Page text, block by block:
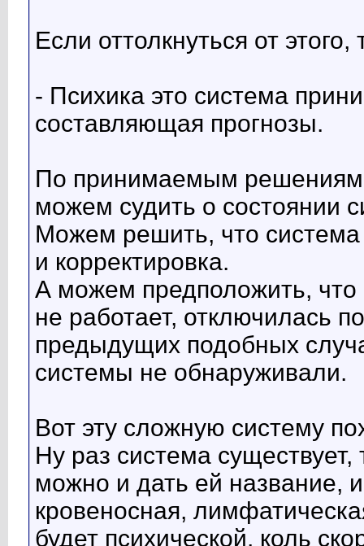
Если оттолкнуться от
- Психика это система
составляющая прогнозы.
По принимаемым
можем судить о состоянии
Можем решить, что
и корректировка.
А можем предположить, что
не работает, отключилась
предыдущих подобных
системы не обнаруживали.
Вот эту сложную систему
Ну раз система
можно и дать ей название,
кровеносная,
будет психической, коль